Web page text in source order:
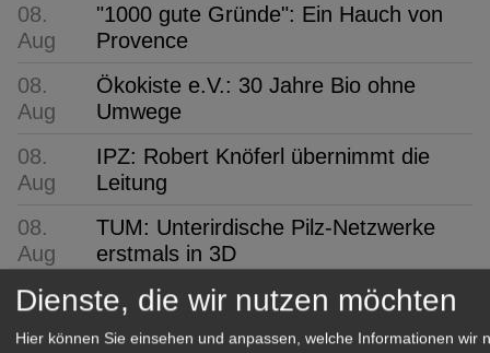
08.
Aug
"1000 gute Gründe": Ein Hauch von
Provence
08.
Aug
Ökokiste e.V.: 30 Jahre Bio ohne
Umwege
08.
Aug
IPZ: Robert Knöferl übernimmt die
Leitung
08.
Aug
TUM: Unterirdische Pilz-Netzwerke
erstmals in 3D
07.
Verver Export:
Blumenzwiebelmischung für
Dienste, die wir nutzen möchten
Hier können Sie einsehen und anpassen, welche Informationen wir